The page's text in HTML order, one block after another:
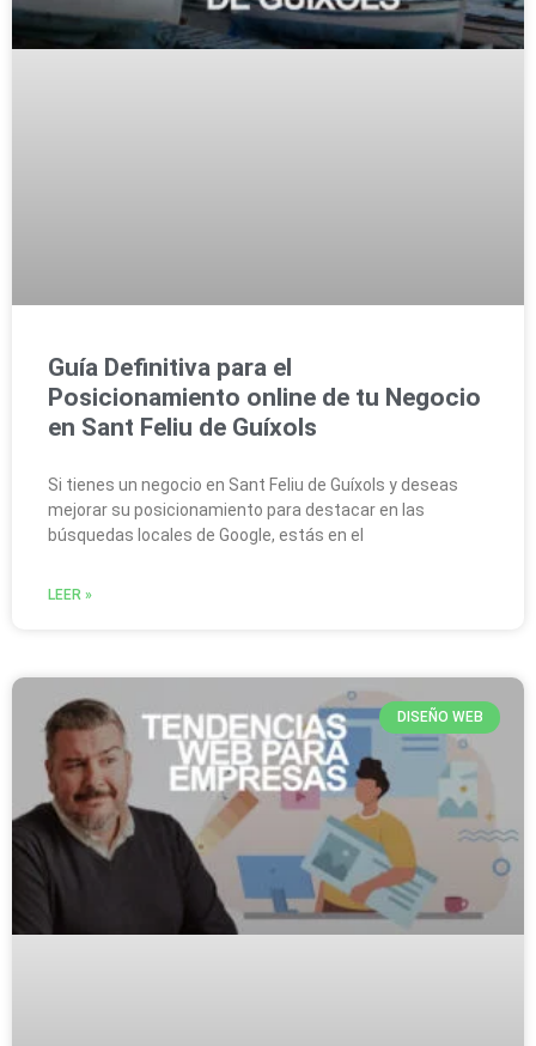
Guía Definitiva para el
Posicionamiento online de tu Negocio
en Sant Feliu de Guíxols
Si tienes un negocio en Sant Feliu de Guíxols y deseas
mejorar su posicionamiento para destacar en las
búsquedas locales de Google, estás en el
LEER »
DISEÑO WEB